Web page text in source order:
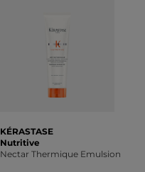
KÉRASTASE
Nutritive
Nectar Thermique Emulsion